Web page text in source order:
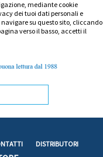
mediante cookie
dei tuoi dati personali e
su questo sito, cliccando
verso il basso, accetti il
DISTRIBUTORI